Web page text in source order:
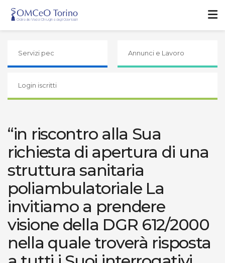
Servizi pec Annunci e Lavoro
Login iscritti
“in riscontro alla Sua
richiesta di apertura di una
struttura sanitaria
poliambulatoriale La
invitiamo a prendere
visione della DGR 612/2000
nella quale troverà risposta